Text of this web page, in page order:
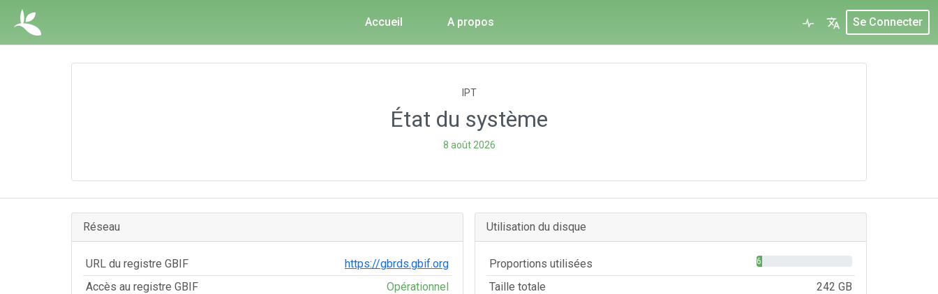
Accueil A propos Se Connecter
IPT
État du système
8 août 2026
Réseau
URL du registre GBIF
https://gbrds.gbif.org
Accès au registre GBIF
Opérationnel
Utilisation du disque
Proportions utilisées 6%
Taille totale
242 GB